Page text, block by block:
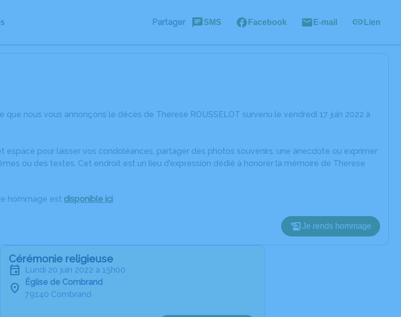
Partager SMS Facebook E-mail Lien
que nous vous annonçons le décès de Therese ROUSSELOT survenu le vendredi 17 juin 2022 à
espace pour laisser vos condoléances, partager des photos souvenirs, une anecdote ou exprimer
ou des textes. Cet endroit est un lieu d'expression dédié à honorer la mémoire de Therese
hommage est disponible ici.
Je rends hommage
Cérémonie religieuse
lundi 20 juin 2022 à 15h00
Église de Combrand
79140 Combrand